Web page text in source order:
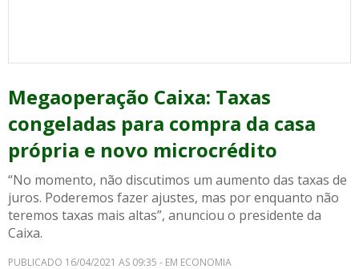
Megaoperação Caixa: Taxas
congeladas para compra da casa
própria e novo microcrédito
“No momento, não discutimos um aumento das taxas de
juros. Poderemos fazer ajustes, mas por enquanto não
teremos taxas mais altas”, anunciou o presidente da
Caixa.
PUBLICADO 16/04/2021 AS 09:35 - EM ECONOMIA